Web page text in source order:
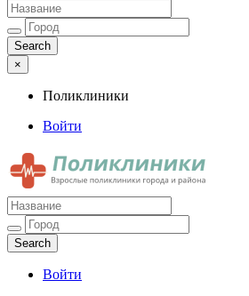
×
Поликлиники
Войти
Поликлиники
Взрослые поликлиники города и района
Войти